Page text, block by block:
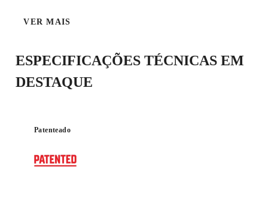
VER MAIS
ESPECIFICAÇÕES TÉCNICAS EM
DESTAQUE
Patenteado